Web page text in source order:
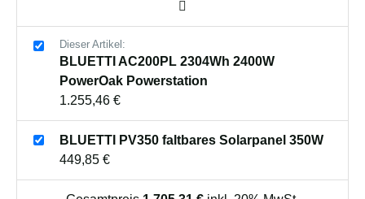
Dieser Artikel:
BLUETTI AC200PL 2304Wh 2400W
PowerOak Powerstation
1.255,46 €
BLUETTI PV350 faltbares Solarpanel 350W
449,85 €